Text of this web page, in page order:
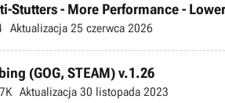
Stutters - More Performance -
Aktualizacja 25 czerwca 2026
(GOG, STEAM) v.1.26
7K Aktualizacja 30 listopada 2023